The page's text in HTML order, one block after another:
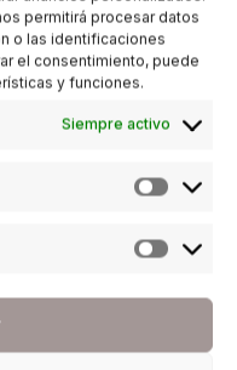
permitirá procesar datos
o las identificaciones
el consentimiento, puede
y funciones.
Siempre activo